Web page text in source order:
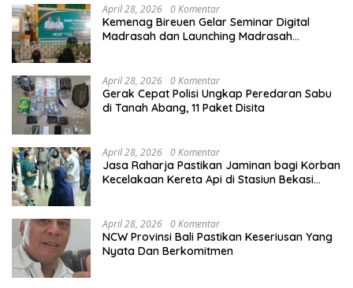
April 28, 2026 0 Komentar
Kemenag Bireuen Gelar Seminar Digital
Madrasah dan Launching Madrasah
April 28, 2026 0 Komentar
Gerak Cepat Polisi Ungkap Peredaran Sabu
di Tanah Abang, 11 Paket Disita
April 28, 2026 0 Komentar
Jasa Raharja Pastikan Jaminan bagi Korban
Kecelakaan Kereta Api di Stasiun Bekasi
April 28, 2026 0 Komentar
NCW Provinsi Bali Pastikan Keseriusan Yang
Nyata Dan Berkomitmen